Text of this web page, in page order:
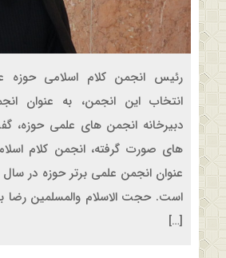
رئیس انجمن کلام اسلامی حوزه
انتخاب این انجمن، به عنوان
دبیرخانه انجمن های علمی حوزه،
های صورت گرفته، انجمن کلام
است. حجت الاسلام والمسلمین رضا
[…]